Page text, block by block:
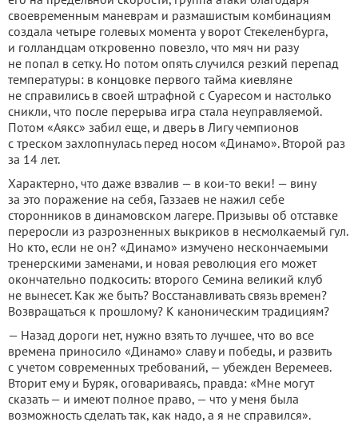
своевременным маневрам и размашистым комбинациям
создала четыре голевых момента у ворот Стекеленбурга,
и голландцам откровенно повезло, что мяч ни разу
не попал в сетку. Но потом опять случился резкий перепад
температуры: в концовке первого тайма киевляне
не справились в своей штрафной с Суаресом и настолько
сникли, что после перерыва игра стала неуправляемой.
Потом «Аякс» забил еще, и дверь в Лигу чемпионов
с треском захлопнулась перед носом «Динамо». Второй раз
за 14 лет.
Характерно, что даже взвалив — в кои-то веки! — вину
за это поражение на себя, Газзаев не нажил себе
сторонников в динамовском лагере. Призывы об отставке
переросли из разрозненных выкриков в несмолкаемый гул.
Но кто, если не он? «Динамо» измучено нескончаемыми
тренерскими заменами, и новая революция его может
окончательно подкосить: второго Семина великий клуб
не вынесет. Как же быть? Восстанавливать связь времен?
Возвращаться к прошлому? К каноническим традициям?
— Назад дороги нет, нужно взять то лучшее, что во все
времена приносило «Динамо» славу и победы, и развить
с учетом современных требований, — убежден Веремеев.
Вторит ему и Буряк, оговариваясь, правда: «Мне могут
сказать — и имеют полное право, — что у меня была
возможность сделать так, как надо, а я не справился».